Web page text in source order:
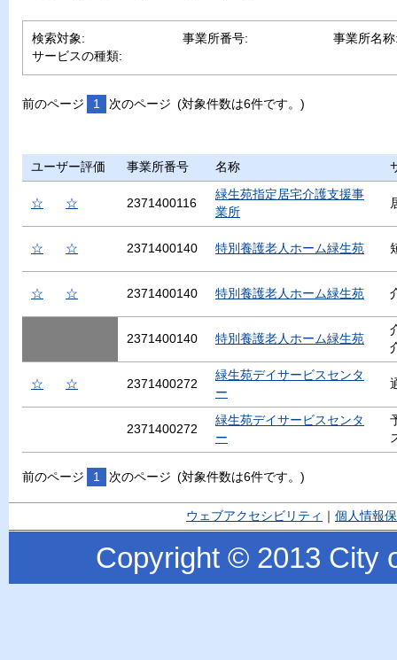
検索対象: 事業所番号:
事業所名
サービスの種類:
前のページ 1 次のページ (対象件数は6件です。)
ユーザー評価 事業所番号 名称
☆ ☆ 2371400116
緑生苑指定居宅介護支援事
業所
☆ ☆ 2371400140 特別養護老人ホーム緑生苑
☆ ☆ 2371400140 特別養護老人ホーム緑生苑
2371400140 特別養護老人ホーム緑生苑
☆ ☆ 2371400272
緑生苑デイサービスセンタ
ー
2371400272
緑生苑デイサービスセンタ
ー
前のページ 1 次のページ (対象件数は6件です。)
ウェブアクセシビリティ 個人情報
Copyright © 2013 City